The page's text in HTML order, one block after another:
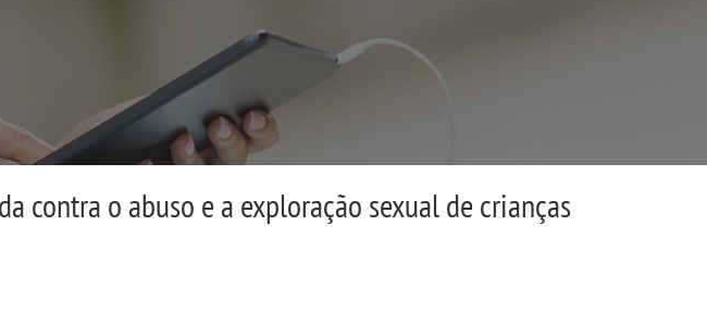
contra o abuso e a exploração sexual de crianças